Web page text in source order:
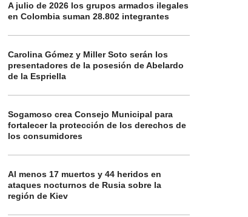
A julio de 2026 los grupos armados ilegales
en Colombia suman 28.802 integrantes
Carolina Gómez y Miller Soto serán los
presentadores de la posesión de Abelardo
de la Espriella
Sogamoso crea Consejo Municipal para
fortalecer la protección de los derechos de
los consumidores
Al menos 17 muertos y 44 heridos en
ataques nocturnos de Rusia sobre la
región de Kiev